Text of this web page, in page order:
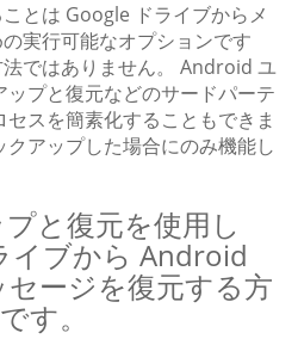
とは Google ドライブからメ
実行可能なオプションです
ではありません。 Android ユ
ップと復元などのサードパーテ
スを簡素化することもできま
アップした場合にのみ機能し
と復元を使用し
イブから Android
ージを復元する方
す。